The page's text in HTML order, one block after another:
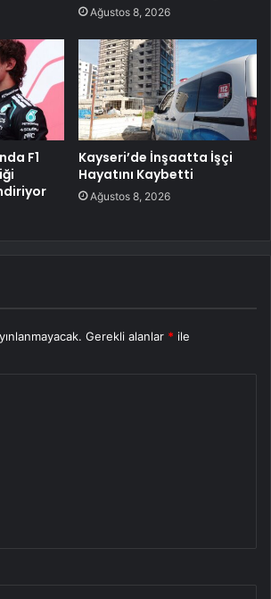
Ağustos 8, 2026
F1
Kayseri’de İnşaatta İşçi
Hayatını Kaybetti
Ağustos 8, 2026
Gerekli alanlar * ile